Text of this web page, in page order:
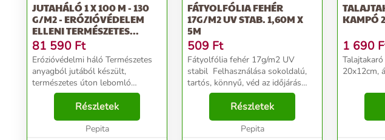
JUTAHÁLÓ 1 X 100 M - 130
G/M2 - ERÓZIÓVÉDELEM
ELLENI TERMÉSZETES...
81 590 Ft
Erózióvédelmi háló Természetes
anyagból jutából készült,
természetes úton lebomló
anyag, amelyek megvédik a talajt
a szél- és víz okozta erózióval
szemben. Az erózióvédelmi hálót a
lejtők és rézsűk...
Részletek
Pepita
FÁTYOLFÓLIA FEHÉR
17G/M2 UV STAB. 1,60M X
5M
509 Ft
Fátyolfólia fehér 17g/m2 UV
stabil Felhasználása sokoldalú,
tartós, könnyű, véd az időjárás
viszontagságai ellen, pl. jégeső,
talaj menti fagy, szél. Rovarok,
kártevők, madarak ellen is nagyon
Részletek
Pepita
KAMPÓ
1 690
20x12cm,